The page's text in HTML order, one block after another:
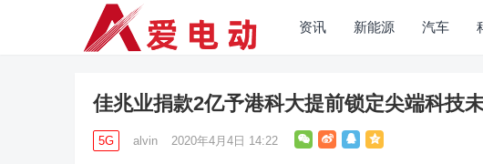
资讯 新能源 汽车
佳兆业捐款2亿予港科大提前锁定尖端科技
5G alvin 2020年4月4日 14:22